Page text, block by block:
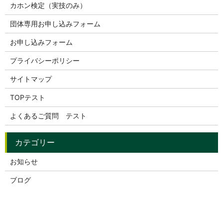
カホン検定（実技のみ）
団体専用お申し込みフォーム
お申し込みフォーム
プライバシーポリシー
サイトマップ
TOPテスト
よくあるご質問 テスト
お知らせ
ブログ